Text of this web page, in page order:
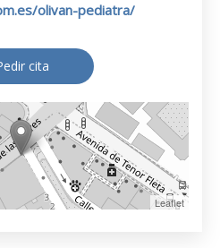
olivan-pediatra/
cita
Leaflet